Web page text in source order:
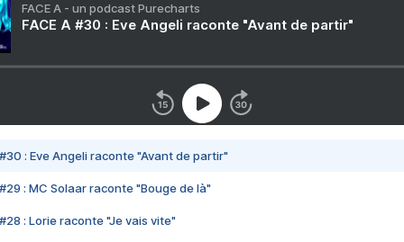
FACE A - un podcast Purecharts
FACE A #30 : Eve Angeli raconte "Avant de partir"
#30 : Eve Angeli raconte "Avant de partir"
#29 : MC Solaar raconte "Bouge de là"
#28 : Lorie raconte "Je vais vite"